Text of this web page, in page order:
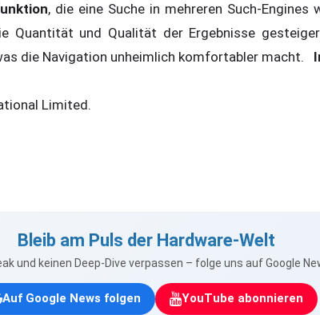
, die eine Suche in mehreren Such-Engines
Quantität und Qualität der Ergebnisse
die Navigation unheimlich komfortabler macht.
Limited.
Bleib am Puls der Hardware-Welt
und keinen Deep-Dive verpassen – folge uns auf Google
Auf Google News folgen YouTube abonnieren